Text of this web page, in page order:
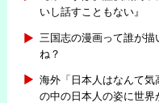
いし話すこともない』
三国志の漫画って誰が
ね？
海外「日本人はなんて
の中の日本人の姿に世界